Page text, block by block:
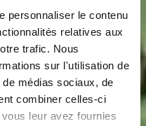
personnaliser le contenu
relatives aux
trafic. Nous
sur l'utilisation de
médias sociaux, de
combiner celles-ci
leur avez fournies